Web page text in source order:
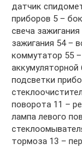
датчик
приборов 5 –
свеча
зажигания 54 –
коммутатор 55
подсветки
поворота 11 –
лампа левого
тормоза 13 –